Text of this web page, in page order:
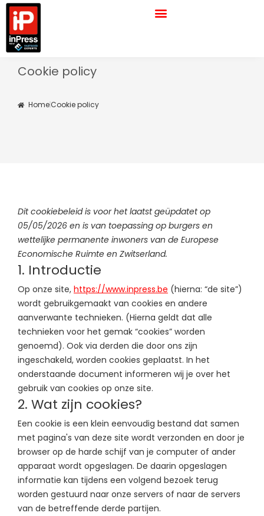
Ga
naar
de
inhoud
Cookie policy
HomeCookie policy
Dit cookiebeleid is voor het laatst geüpdatet op
05/05/2026 en is van toepassing op burgers en
wettelijke permanente inwoners van de Europese
Economische Ruimte en Zwitserland.
1. Introductie
Op onze site, https://www.inpress.be (hierna: “de site”)
wordt gebruikgemaakt van cookies en andere
aanverwante technieken. (Hierna geldt dat alle
technieken voor het gemak “cookies” worden
genoemd). Ook via derden die door ons zijn
ingeschakeld, worden cookies geplaatst. In het
onderstaande document informeren wij je over het
gebruik van cookies op onze site.
2. Wat zijn cookies?
Een cookie is een klein eenvoudig bestand dat samen
met pagina's van deze site wordt verzonden en door je
browser op de harde schijf van je computer of ander
apparaat wordt opgeslagen. De daarin opgeslagen
informatie kan tijdens een volgend bezoek terug
worden gestuurd naar onze servers of naar de servers
van de betreffende derde partijen.
Consent
to
service
Consent
to
service
Consent
to
service
Consent
to
service
Consent
to
service
Consent
to
service